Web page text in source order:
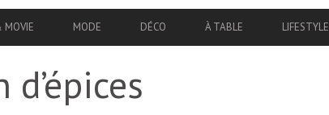
MOVIE MODE DÉCO À TABLE LIFESTYLE